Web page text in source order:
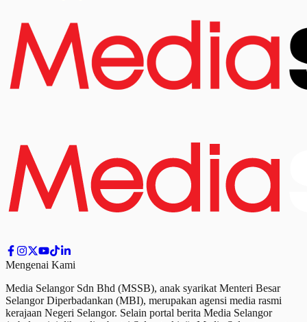
Mengenai Kami
Media Selangor Sdn Bhd (MSSB), anak syarikat Menteri Besar
Selangor Diperbadankan (MBI), merupakan agensi media rasmi
kerajaan Negeri Selangor. Selain portal berita Media Selangor